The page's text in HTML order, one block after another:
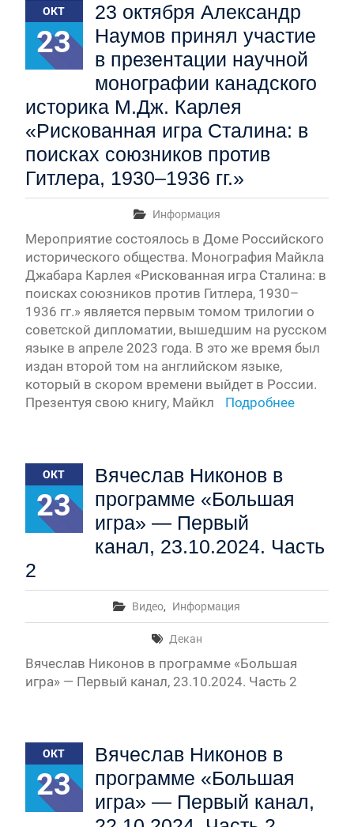
ОКТ
23
23 октября Александр
Наумов принял участие
в презентации научной
монографии канадского
историка М.Дж. Карлея
«Рискованная игра Сталина: в
поисках союзников против
Гитлера, 1930–1936 гг.»
Информация
Мероприятие состоялось в Доме Российского
исторического общества. Монография Майкла
Джабара Карлея «Рискованная игра Сталина: в
поисках союзников против Гитлера, 1930–
1936 гг.» является первым томом трилогии о
советской дипломатии, вышедшим на русском
языке в апреле 2023 года. В это же время был
издан второй том на английском языке,
который в скором времени выйдет в России.
Презентуя свою книгу, Майкл
Подробнее
ОКТ
23
Вячеслав Никонов в
программе «Большая
игра» — Первый
канал, 23.10.2024. Часть
2
Видео, Информация
Декан
Вячеслав Никонов в программе «Большая
игра» — Первый канал, 23.10.2024. Часть 2
ОКТ
23
Вячеслав Никонов в
программе «Большая
игра» — Первый канал,